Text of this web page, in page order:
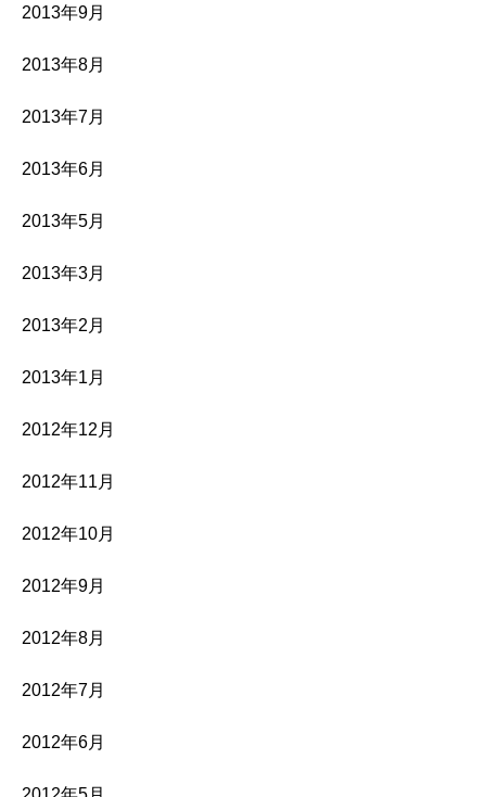
2013年9月
2013年8月
2013年7月
2013年6月
2013年5月
2013年3月
2013年2月
2013年1月
2012年12月
2012年11月
2012年10月
2012年9月
2012年8月
2012年7月
2012年6月